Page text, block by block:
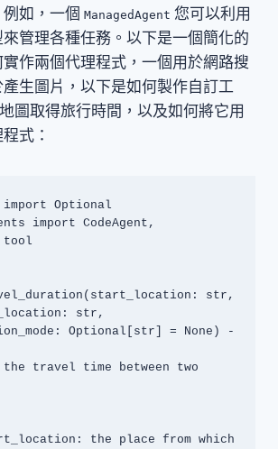
如，一個 ManagedAgent 您可以利用
管理各種任務。以下是一個簡化的
作兩個代理程式，一個用於網路搜
生圖片，以下是如何製作自訂工
圖取得旅行時間，以及如何將它用
式：
Optional
import CodeAgent,
tool
str,
str,
Optional[str] = None) -